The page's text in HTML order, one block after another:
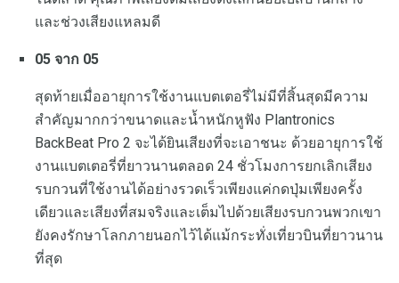
และช่วงเสียงแหลมดี
05 จาก 05
สุดท้ายเมื่ออายุการใช้งานแบตเตอรี่ไม่มีที่สิ้นสุดมีความ
สำคัญมากกว่าขนาดและน้ำหนักหูฟัง Plantronics
BackBeat Pro 2 จะได้ยินเสียงที่จะเอาชนะ ด้วยอายุการใช้
งานแบตเตอรี่ที่ยาวนานตลอด 24 ชั่วโมงการยกเลิกเสียง
รบกวนที่ใช้งานได้อย่างรวดเร็วเพียงแค่กดปุ่มเพียงครั้ง
เดียวและเสียงที่สมจริงและเต็มไปด้วยเสียงรบกวนพวกเขา
ยังคงรักษาโลกภายนอกไว้ได้แม้กระทั่งเที่ยวบินที่ยาวนาน
ที่สุด